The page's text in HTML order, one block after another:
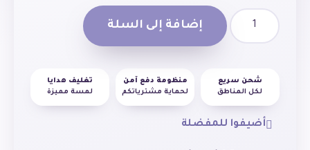
إضافة إلى السلة
شحن سريع
لكل المناطق
منظومة دفع آمن
لحماية مشترياتكم
تغليف هدايا
لمسة مميزة
أضيفوا للمفضلة